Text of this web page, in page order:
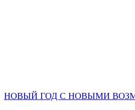
НОВЫЙ ГОД С НОВЫМИ